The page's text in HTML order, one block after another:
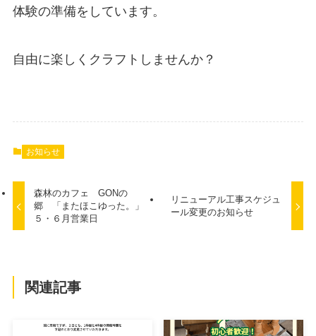
体験の準備をしています。
自由に楽しくクラフトしませんか？
お知らせ
森林のカフェ GONの
郷 「またほこゆった。」
５・６月営業日
リニューアル工事スケジュ
ール変更のお知らせ
関連記事